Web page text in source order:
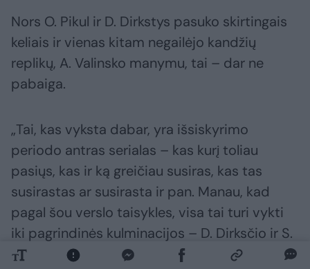
Nors O. Pikul ir D. Dirkstys pasuko skirtingais
keliais ir vienas kitam negailėjo kandžių
replikų, A. Valinsko manymu, tai – dar ne
pabaiga.
„Tai, kas vyksta dabar, yra išsiskyrimo
periodo antras serialas – kas kurį toliau
pasiųs, kas ir ką greičiau susiras, kas tas
susirastas ar susirasta ir pan. Manau, kad
pagal šou verslo taisykles, visa tai turi vykti
iki pagrindinės kulminacijos – D. Dirksčio ir S.
Maslobojevo kovos. Kaip tik tą dieną turėjo